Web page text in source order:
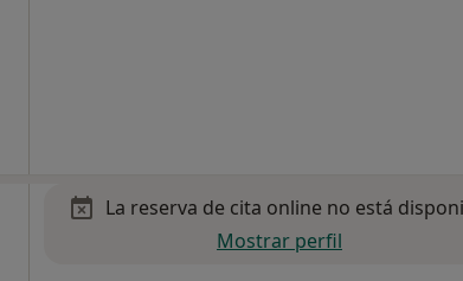
La reserva de cita online no está
Mostrar perfil